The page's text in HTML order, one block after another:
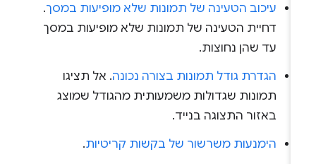
עיכוב הטעינה של תמונות שלא מופיעות במסך.
דחיית הטעינה של תמונות שלא מופיעות במסך
עד שהן נחוצות.
הגדרת גודל תמונות בצורה נכונה. אל תציגו
תמונות שגדולות משמעותית מהגודל שמוצג
באזור התצוגה בנייד.
הימנעות משרשור של בקשות קריטיות.